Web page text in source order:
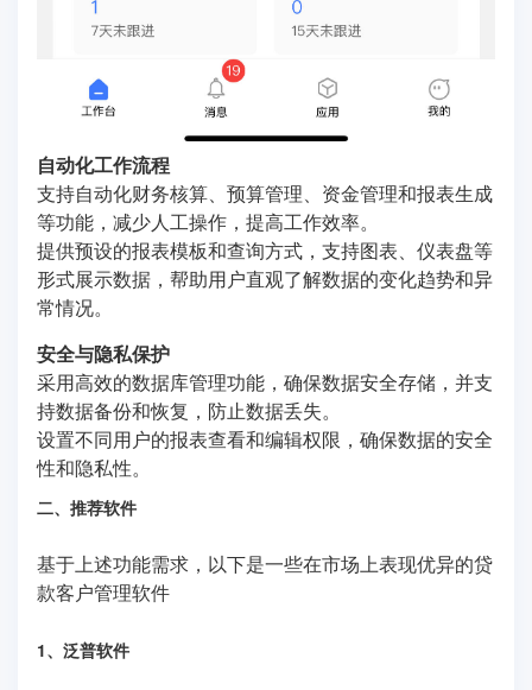
自动化工作流程
支持自动化财务核算、预算管理、资金管理和报表生成
等功能，减少人工操作，提高工作效率。
提供预设的报表模板和查询方式，支持图表、仪表盘等
形式展示数据，帮助用户直观了解数据的变化趋势和异
常情况。
安全与隐私保护
采用高效的数据库管理功能，确保数据安全存储，并支
持数据备份和恢复，防止数据丢失。
设置不同用户的报表查看和编辑权限，确保数据的安全
性和隐私性。
二、推荐软件
基于上述功能需求，以下是一些在市场上表现优异的贷
款客户管理软件
1、泛普软件